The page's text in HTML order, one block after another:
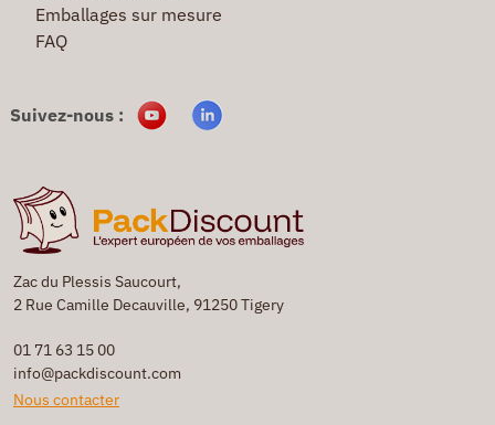
Zac du Plessis Saucourt,
2 Rue Camille Decauville, 91250 Tigery
01 71 63 15 00
info@packdiscount.com
Nous contacter
Emballages sur mesure
FAQ
Suivez-nous :